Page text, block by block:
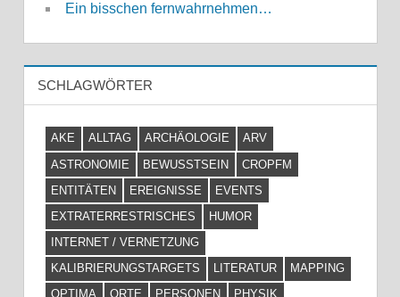
Ein bisschen fernwahrnehmen…
SCHLAGWÖRTER
AKE ALLTAG ARCHÄOLOGIE
ARV
ASTRONOMIE
BEWUSSTSEIN
CROPFM
ENTITÄTEN
EREIGNISSE
EVENTS
EXTRATERRESTRISCHES
HUMOR
INTERNET / VERNETZUNG
KALIBRIERUNGSTARGETS
LITERATUR
MAPPING
OPTIMA
ORTE PERSONEN
PHYSIK